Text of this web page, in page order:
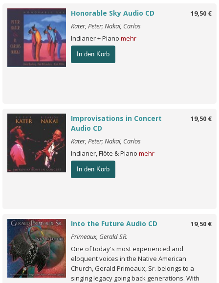
19,50 €
Honorable Sky Audio CD
Kater, Peter; Nakai, Carlos
Indianer + Piano mehr
In den Korb
19,50 €
Improvisations in Concert
Audio CD
Kater, Peter; Nakai, Carlos
Indianer, Flöte & Piano mehr
In den Korb
19,50 €
Into the Future Audio CD
Primeaux, Gerald SR.
One of today's most experienced and
eloquent voices in the Native American
Church, Gerald Primeaux, Sr. belongs to a
singing legacy going back generations. With